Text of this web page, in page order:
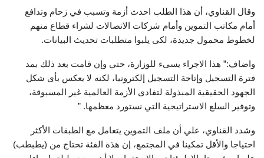
وقال القناوي، أن هذا الطلب احدث أزمة وتسبب في زحام وتدافع
أمام مكاتب التموين وأمام شركات الاتصالات لشراء قطاع منهم
لخطوط محمول جديدة، لكى يلبوا متطلبات تحديث البيانات.
واضاف:” هذا الاجراء يسىء للوزارة، حتي وإن قامت بعد ذلك بمد
فترة التسجيل وإتاحة التسجيل إلكترونيا، لكنه لا يعكس بأى شكل
الجهود الحقيقية المبذولة لتفادى الأزمة العالمية غير المسبوقة،
وتوفير السلع الاستراتيجية التي نستورد معظمها. ”
وشدد القناوي، علي أن ملف التموين يتعامل مع الطبقات الأكثر
احتياجا والأقل تمكينا في المجتمع، إن هذة الفئة تحتاج من (يطبطب)